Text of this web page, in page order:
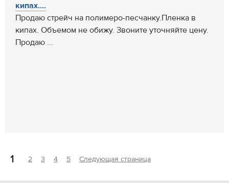
кипах....
Продаю стрейч на полимеро-песчанку.Пленка в
кипах. Объемом не обижу. Звоните уточняйте цену.
Продаю ...
1 2 3 4 5 Следующая страница